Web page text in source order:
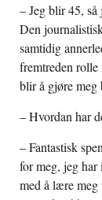
– Jeg blir 45,
Den
samtidig
fremtreden rolle
blir å gjøre meg
– Hvordan har
– Fantastisk
for meg, jeg har
med å lære